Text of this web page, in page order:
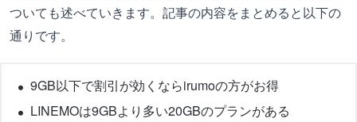
ついても述べていきます。記事の内容をまとめると以下の
通りです。
9GB以下で割引が効くならirumoの方がお得
LINEMOは9GBより多い20GBのプランがある